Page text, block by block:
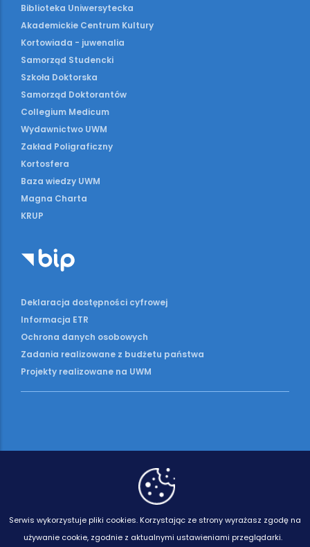
Biblioteka Uniwersytecka
Akademickie Centrum Kultury
Kortowiada - juwenalia
Samorząd Studencki
Szkoła Doktorska
Samorząd Doktorantów
Collegium Medicum
Wydawnictwo UWM
Zakład Poligraficzny
Kortosfera
Baza wiedzy UWM
Magna Charta
KRUP
Deklaracja dostępności cyfrowej
Informacja ETR
Ochrona danych osobowych
Zadania realizowane z budżetu państwa
Projekty realizowane na UWM
Serwis wykorzystuje pliki cookies. Korzystając ze strony wyrażasz zgodę na
używanie cookie, zgodnie z aktualnymi ustawieniami przeglądarki.